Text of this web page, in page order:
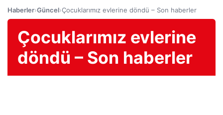
Haberler›Güncel›Çocuklarımız evlerine döndü – Son haberler
Çocuklarımız evlerine
döndü – Son haberler